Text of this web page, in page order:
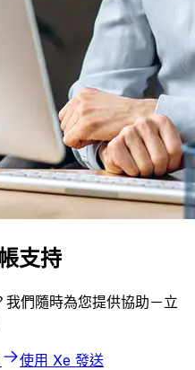
支持
們隨時為您提供協助－立
使用 Xe 發送